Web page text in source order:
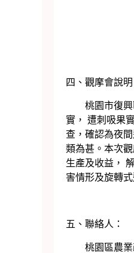
四、觀摩會說明
桃園市復興區
實， 遭刺吸果
查，確認為夜
類為甚。本次
生產及收益，
害情形及旋轉
五、聯絡人：
桃園區農業